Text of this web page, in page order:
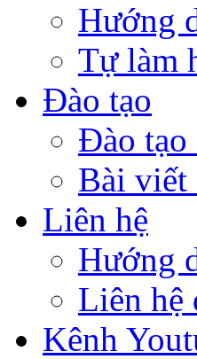
Hướng
Tự làm
Đào tạo
Đào tạo
Bài viết
Liên hệ
Hướng
Liên hệ
Kênh